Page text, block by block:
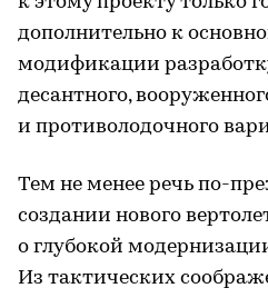
дополнительно к
модификации
десантного,
и противолодочного
Тем не менее речь по-
создании нового
о глубокой
Из тактических